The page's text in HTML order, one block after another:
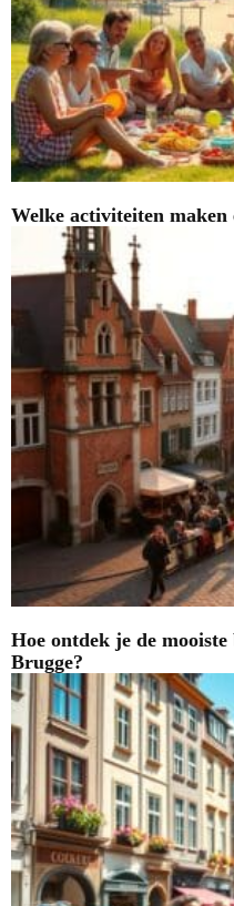
Welke activiteiten
Hoe ontdek je de
Brugge?